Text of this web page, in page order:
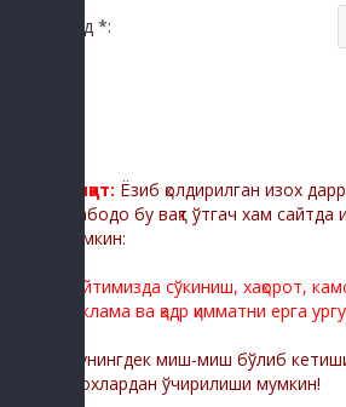
Код *:
Диққат: Ёзиб қолдирилган изох
Мабодо бу вақт ўтгач хам сайтда
мумкин:
Сайтимизда сўкиниш, хақорот,
реклама ва қадр қимматни ерга
Шунингдек миш-миш бўлиб
изохлардан ўчирилиши мумкин!